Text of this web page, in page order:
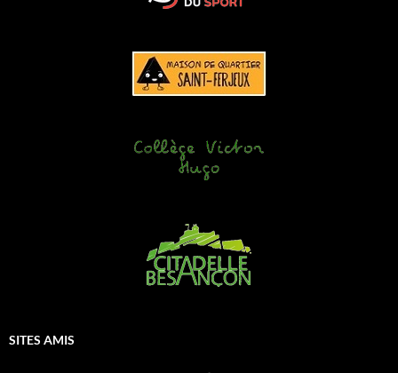
SITES AMIS